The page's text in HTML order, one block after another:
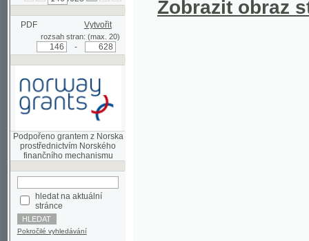
PDF Vytvořit
rozsah stran: (max. 20)
Podpořeno grantem z Norska
prostřednictvím Norského
hledat na aktuální
stránce
Pokročilé vyhledávání